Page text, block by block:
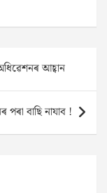
আহ্বান
বাছি নাযাব !